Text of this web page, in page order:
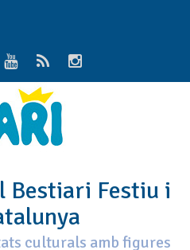
Bestiari Festiu i
culturals amb figures